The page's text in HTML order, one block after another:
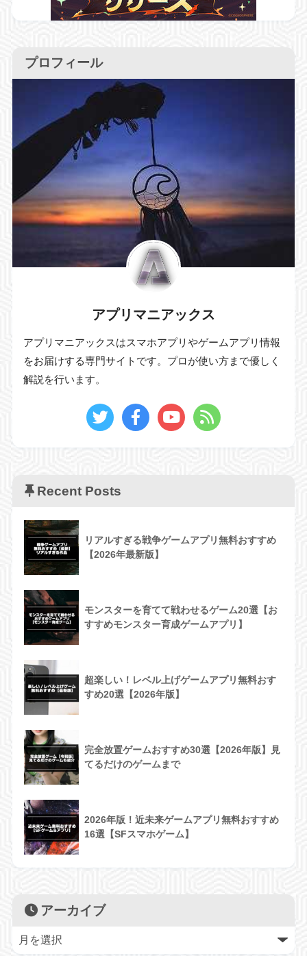
プロフィール
アプリマニアックス
アプリマニアックスはスマホアプリやゲームアプリ情報
をお届けする専門サイトです。プロが使い方まで優しく
解説を行います。
Recent Posts
リアルすぎる戦争ゲームアプリ無料おすすめ
【2026年最新版】
モンスターを育てて戦わせるゲーム20選【お
すすめモンスター育成ゲームアプリ】
超楽しい！レベル上げゲームアプリ無料おす
すめ20選【2026年版】
完全放置ゲームおすすめ30選【2026年版】見
てるだけのゲームまで
2026年版！近未来ゲームアプリ無料おすすめ
16選【SFスマホゲーム】
アーカイブ